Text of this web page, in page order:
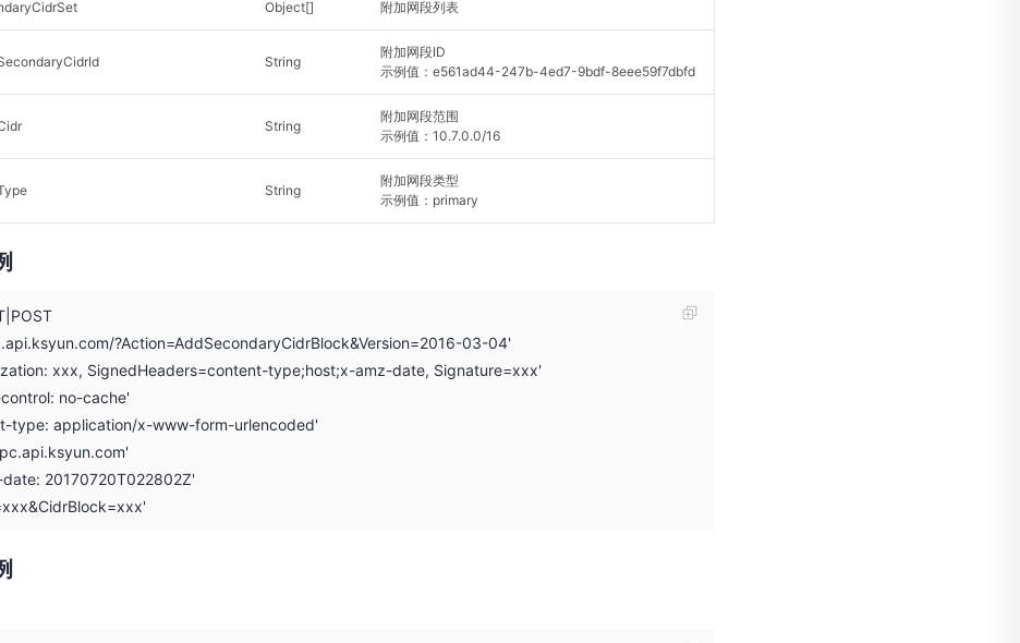
Object[] 附加网段列表
String
附加网段ID
示例值：e561ad44-247b-4ed7-9bdf-8eee59f7dbfd
String
附加网段范围
示例值：10.7.0.0/16
String
附加网段类型
示例值：primary
?Action=AddSecondaryCidrBlock&Version=2016-03-04'
xxx, SignedHeaders=content-type;host;x-amz-date, Signature=xxx'
no-cache'
type: application/x-www-form-urlencoded'
20170720T022802Z'